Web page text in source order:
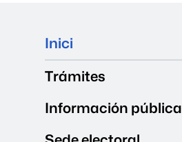
Mapa del web
Inici
Trámites
Información pública